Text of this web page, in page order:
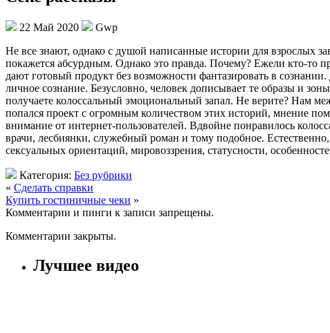
22 Май 2020
Gwp
Нe всe знают, однако с душой написанные истории для взрослых
покажется абсурдным. Однако это правда. Почему? Ежели кто-то
дают готовый продукт без возможности фантазировать в
личное сознание. Безусловно, человек дописывает те образы и
получаете колоссальный эмоциональный запал. Не верите? Нам
попался проект с огромным количеством этих историй, мнение
внимание от интернет-пользователей. Вдвойне понравилось
врачи, лесбиянки, служебный роман и тому подобное.
сексуальных ориентаций, мировоззрения, статусности,
Категория: Без рубрики
« Cделать справки
Купить гостиничные чеки »
Комментарии и пинги к записи запрещены.
Комментарии закрыты.
Лучшее видео